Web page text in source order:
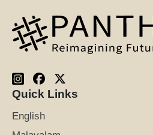
Quick Links
English